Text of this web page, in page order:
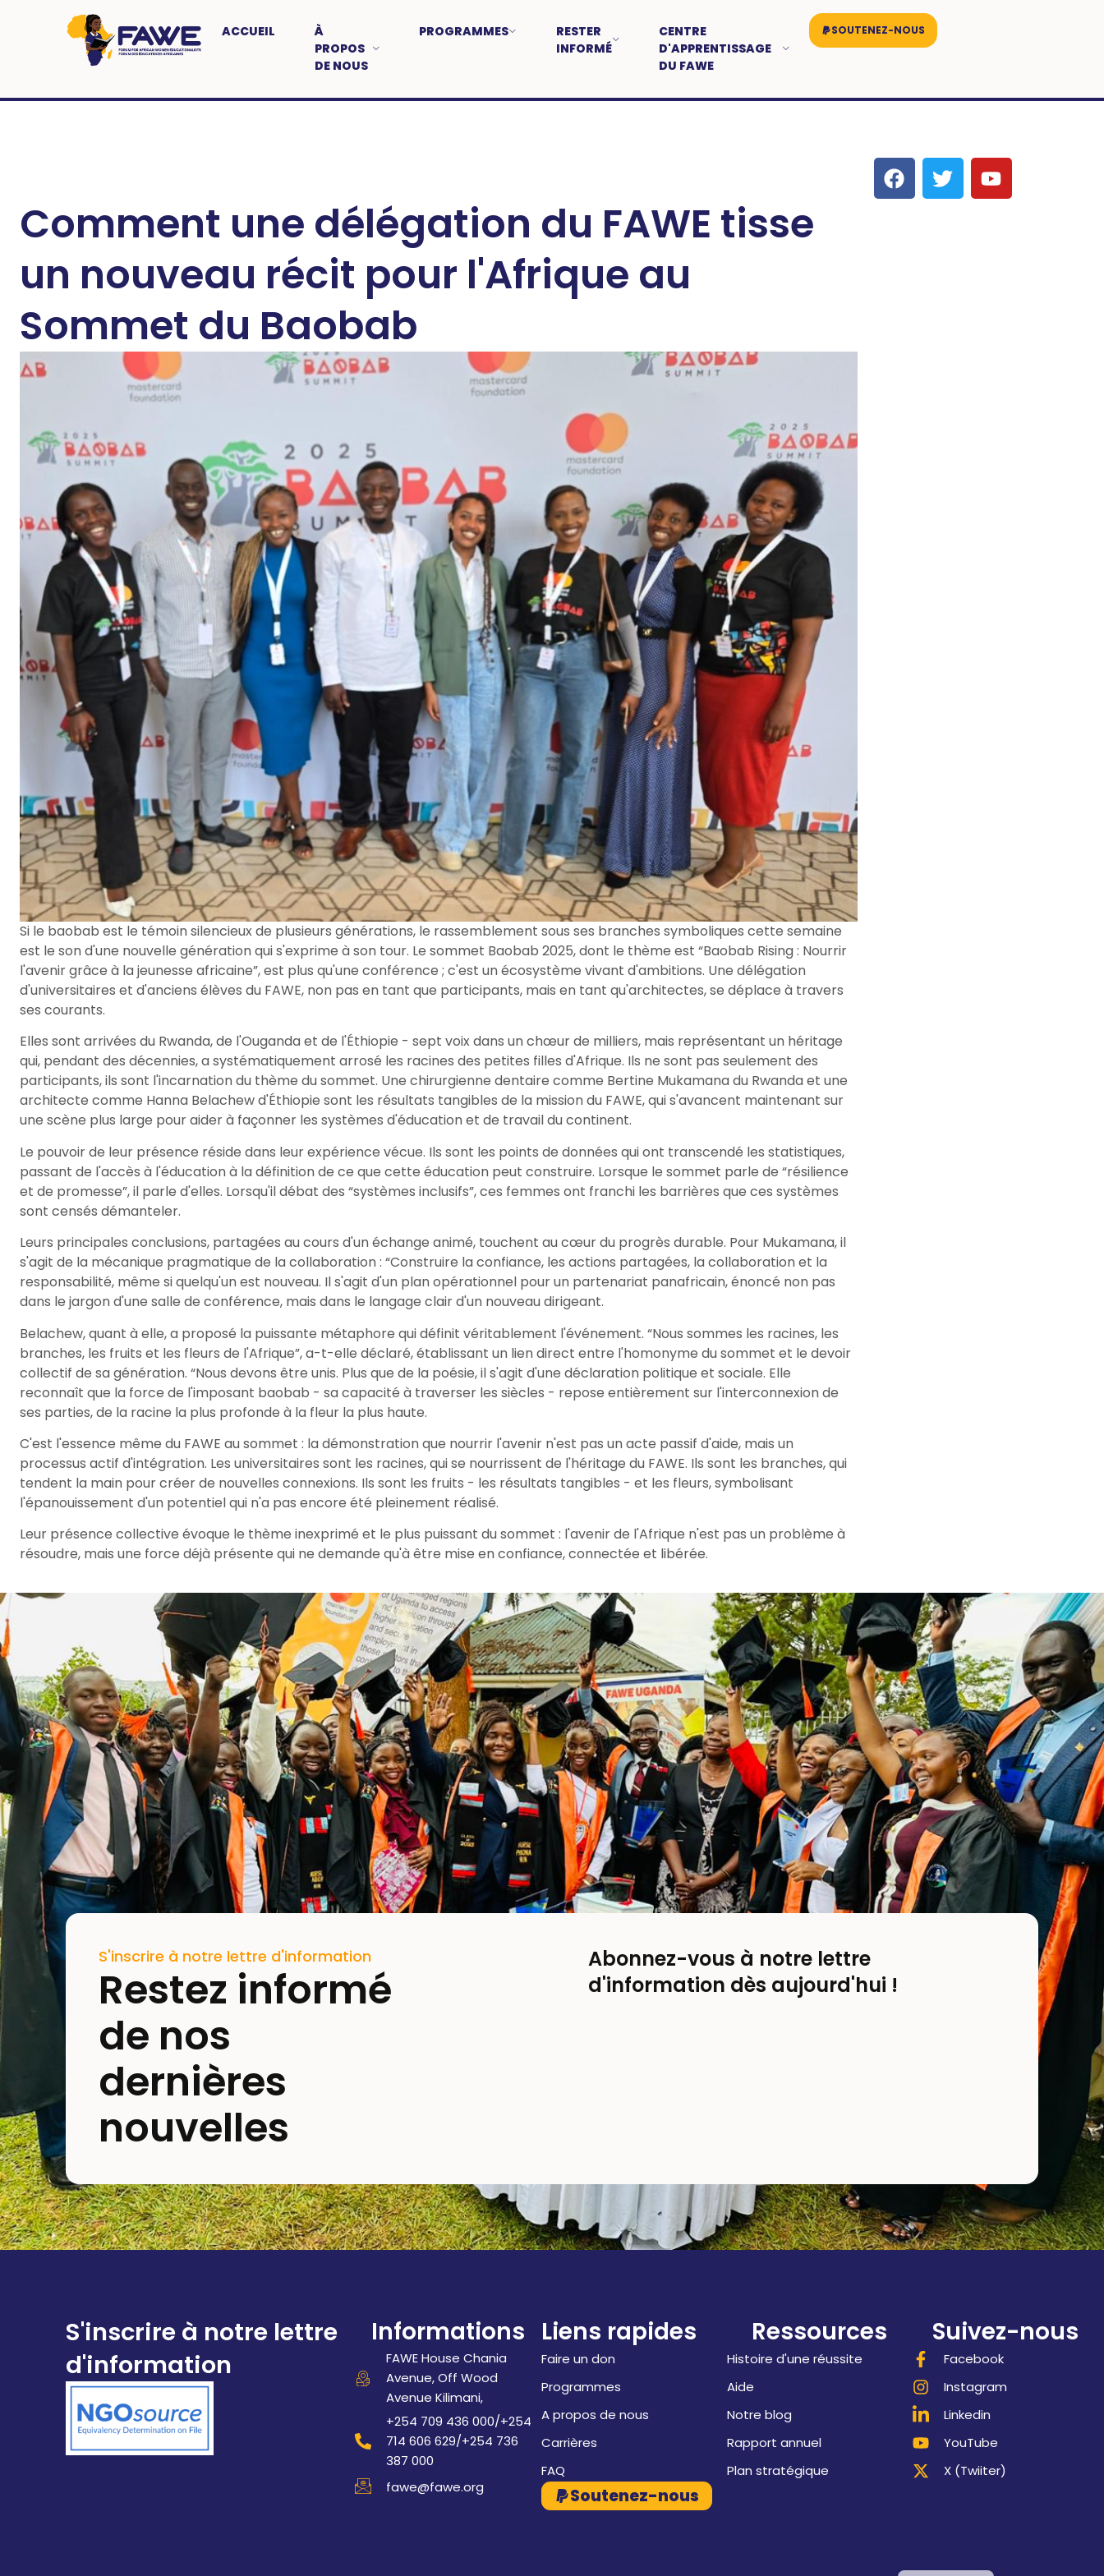
ACCUEIL
À
PROPOS
DE NOUS
PROGRAMMES
RESTER
INFORMÉ
CENTRE
D'APPRENTISSAGE
DU FAWE
SOUTENEZ-NOUS
Comment une délégation du FAWE tisse
un nouveau récit pour l'Afrique au
Sommet du Baobab
Si le baobab est le témoin silencieux de plusieurs générations, le rassemblement sous ses branches symboliques cette semaine
est le son d'une nouvelle génération qui s'exprime à son tour. Le sommet Baobab 2025, dont le thème est “Baobab Rising : Nourrir
l'avenir grâce à la jeunesse africaine”, est plus qu'une conférence ; c'est un écosystème vivant d'ambitions. Une délégation
d'universitaires et d'anciens élèves du FAWE, non pas en tant que participants, mais en tant qu'architectes, se déplace à travers
ses courants.
Elles sont arrivées du Rwanda, de l'Ouganda et de l'Éthiopie - sept voix dans un chœur de milliers, mais représentant un héritage
qui, pendant des décennies, a systématiquement arrosé les racines des petites filles d'Afrique. Ils ne sont pas seulement des
participants, ils sont l'incarnation du thème du sommet. Une chirurgienne dentaire comme Bertine Mukamana du Rwanda et une
architecte comme Hanna Belachew d'Éthiopie sont les résultats tangibles de la mission du FAWE, qui s'avancent maintenant sur
une scène plus large pour aider à façonner les systèmes d'éducation et de travail du continent.
Le pouvoir de leur présence réside dans leur expérience vécue. Ils sont les points de données qui ont transcendé les statistiques,
passant de l'accès à l'éducation à la définition de ce que cette éducation peut construire. Lorsque le sommet parle de “résilience
et de promesse”, il parle d'elles. Lorsqu'il débat des “systèmes inclusifs”, ces femmes ont franchi les barrières que ces systèmes
sont censés démanteler.
Leurs principales conclusions, partagées au cours d'un échange animé, touchent au cœur du progrès durable. Pour Mukamana, il
s'agit de la mécanique pragmatique de la collaboration : “Construire la confiance, les actions partagées, la collaboration et la
responsabilité, même si quelqu'un est nouveau. Il s'agit d'un plan opérationnel pour un partenariat panafricain, énoncé non pas
dans le jargon d'une salle de conférence, mais dans le langage clair d'un nouveau dirigeant.
Belachew, quant à elle, a proposé la puissante métaphore qui définit véritablement l'événement. “Nous sommes les racines, les
branches, les fruits et les fleurs de l'Afrique”, a-t-elle déclaré, établissant un lien direct entre l'homonyme du sommet et le devoir
collectif de sa génération. “Nous devons être unis. Plus que de la poésie, il s'agit d'une déclaration politique et sociale. Elle
reconnaît que la force de l'imposant baobab - sa capacité à traverser les siècles - repose entièrement sur l'interconnexion de
ses parties, de la racine la plus profonde à la fleur la plus haute.
C'est l'essence même du FAWE au sommet : la démonstration que nourrir l'avenir n'est pas un acte passif d'aide, mais un
processus actif d'intégration. Les universitaires sont les racines, qui se nourrissent de l'héritage du FAWE. Ils sont les branches, qui
tendent la main pour créer de nouvelles connexions. Ils sont les fruits - les résultats tangibles - et les fleurs, symbolisant
l'épanouissement d'un potentiel qui n'a pas encore été pleinement réalisé.
Leur présence collective évoque le thème inexprimé et le plus puissant du sommet : l'avenir de l'Afrique n'est pas un problème à
résoudre, mais une force déjà présente qui ne demande qu'à être mise en confiance, connectée et libérée.
S'inscrire à notre lettre d'information
Restez informé
de nos
dernières
nouvelles
Abonnez-vous à notre lettre
d'information dès aujourd'hui !
S'inscrire à notre lettre
d'information
Informations
FAWE House Chania
Avenue, Off Wood
Avenue Kilimani,
+254 709 436 000/+254
714 606 629/+254 736
387 000
fawe@fawe.org
Liens rapides
Faire un don
Programmes
A propos de nous
Carrières
FAQ
Soutenez-nous
Ressources
Histoire d'une réussite
Aide
Notre blog
Rapport annuel
Plan stratégique
Suivez-nous
Facebook
Instagram
Linkedin
YouTube
X (Twiiter)